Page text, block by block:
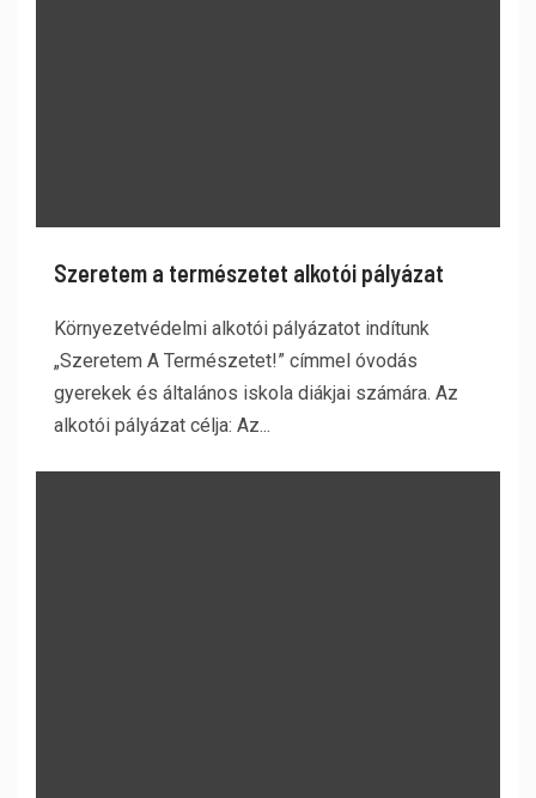
Szeretem a természetet alkotói pályázat
Környezetvédelmi alkotói pályázatot indítunk
„Szeretem A Természetet!” címmel óvodás
gyerekek és általános iskola diákjai számára. Az
alkotói pályázat célja: Az...